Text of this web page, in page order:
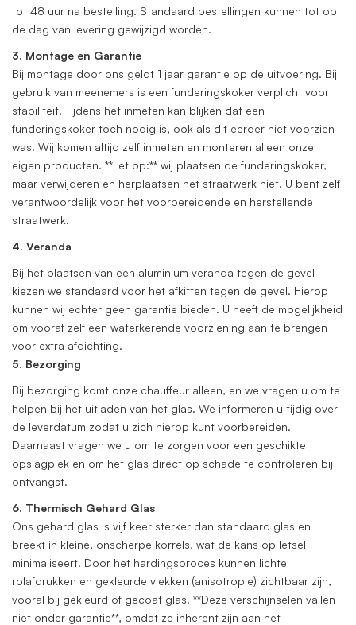
tot 48 uur na bestelling. Standaard bestellingen kunnen tot op
de dag van levering gewijzigd worden.
3. Montage en Garantie
Bij montage door ons geldt 1 jaar garantie op de uitvoering. Bij
gebruik van meenemers is een funderingskoker verplicht voor
stabiliteit. Tijdens het inmeten kan blijken dat een
funderingskoker toch nodig is, ook als dit eerder niet voorzien
was. Wij komen altijd zelf inmeten en monteren alleen onze
eigen producten. **Let op:** wij plaatsen de funderingskoker,
maar verwijderen en herplaatsen het straatwerk niet. U bent zelf
verantwoordelijk voor het voorbereidende en herstellende
straatwerk.
4. Veranda
Bij het plaatsen van een aluminium veranda tegen de gevel
kiezen we standaard voor het afkitten tegen de gevel. Hierop
kunnen wij echter geen garantie bieden. U heeft de mogelijkheid
om vooraf zelf een waterkerende voorziening aan te brengen
voor extra afdichting.
5. Bezorging
Bij bezorging komt onze chauffeur alleen, en we vragen u om te
helpen bij het uitladen van het glas. We informeren u tijdig over
de leverdatum zodat u zich hierop kunt voorbereiden.
Daarnaast vragen we u om te zorgen voor een geschikte
opslagplek en om het glas direct op schade te controleren bij
ontvangst.
6. Thermisch Gehard Glas
Ons gehard glas is vijf keer sterker dan standaard glas en
breekt in kleine, onscherpe korrels, wat de kans op letsel
minimaliseert. Door het hardingsproces kunnen lichte
rolafdrukken en gekleurde vlekken (anisotropie) zichtbaar zijn,
vooral bij gekleurd of gecoat glas. **Deze verschijnselen vallen
niet onder garantie**, omdat ze inherent zijn aan het